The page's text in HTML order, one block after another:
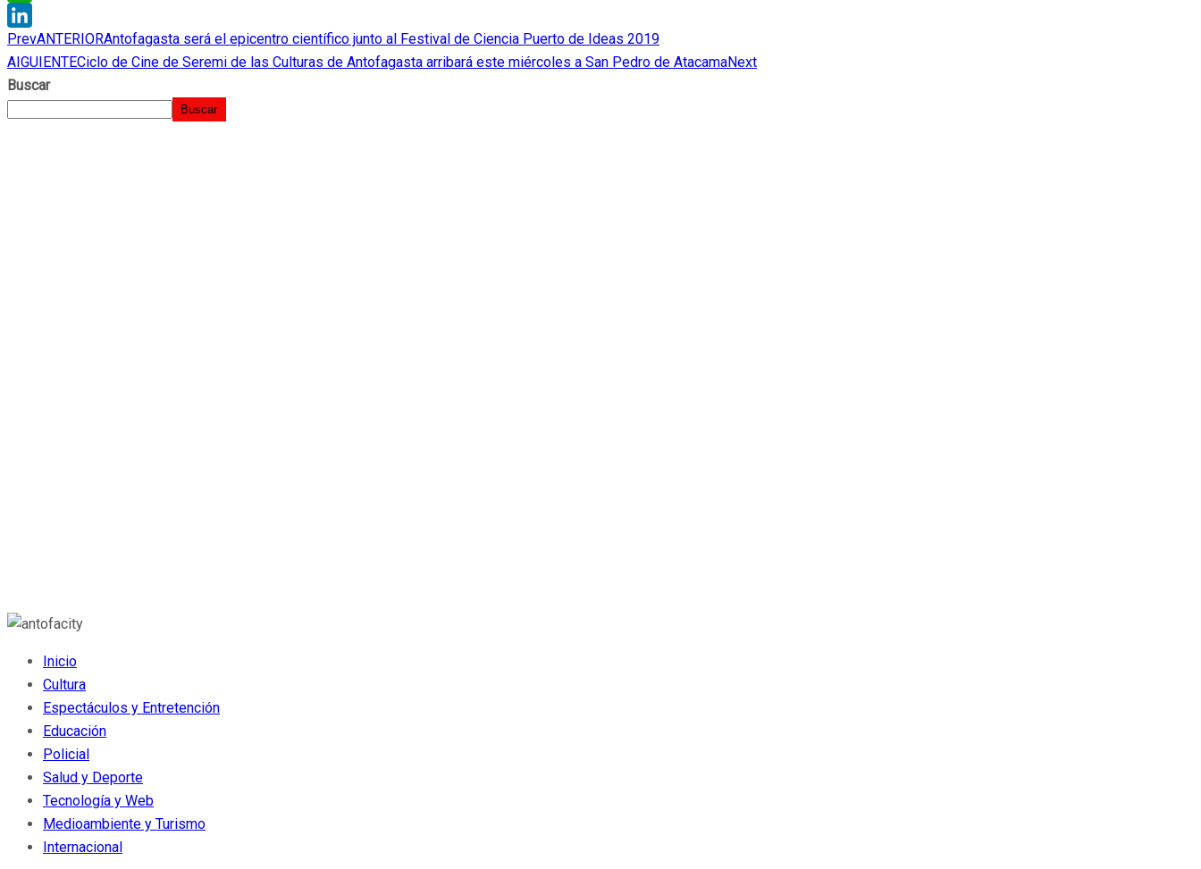
WhatsApp
LinkedIn
PrevANTERIORAntofagasta será el epicentro científico junto al Festival de Ciencia Puerto de Ideas 2019
AIGUIENTECiclo de Cine de Seremi de las Culturas de Antofagasta arribará este miércoles a San Pedro de AtacamaNext
Buscar
Buscar
Inicio
Cultura
Espectáculos y Entretención
Educación
Policial
Salud y Deporte
Tecnología y Web
Medioambiente y Turismo
Internacional